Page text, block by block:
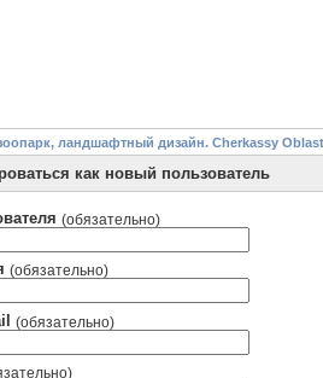
ландшафтный дизайн. Cherkassy
как новый пользователь
(обязательно)
(обязательно)
(обязательно)